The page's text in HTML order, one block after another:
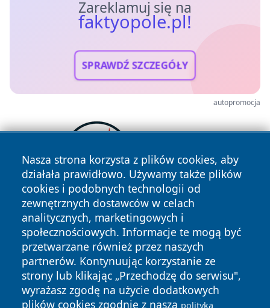
Zareklamuj się na
faktyopole.pl!
SPRAWDŹ SZCZEGÓŁY
autopromocja
Nasza strona korzysta z plików cookies, aby
działała prawidłowo. Używamy także plików
cookies i podobnych technologii od
zewnętrznych dostawców w celach
analitycznych, marketingowych i
społecznościowych. Informacje te mogą być
przetwarzane również przez naszych
partnerów. Kontynuując korzystanie ze
strony lub klikając „Przechodzę do serwisu",
wyrażasz zgodę na użycie dodatkowych
plików cookies zgodnie z naszą polityką
Copyright © 2026 faktyopole.pl Wszystkie prawa zastrzeżone.